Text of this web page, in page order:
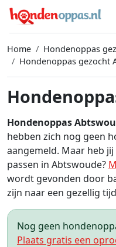
Home
Hondenoppas
Hondenoppas gezocht
Hondenoppas
hebben zich nog geen
aangemeld. Maar heb
passen in Abtswoude?
wordt gevonden door
zijn naar een gezellig
Nog geen
Plaats gratis een